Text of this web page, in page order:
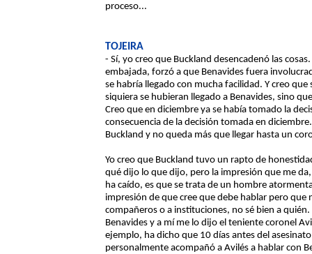
proceso...
TOJEIRA
- Sí, yo creo que Buckland desencadenó las
embajada, forzó a que Benavides fuera
se habría llegado con mucha facilidad. Y creo
siquiera se hubieran llegado a Benavides, sino
Creo que en diciembre ya se había tomado la
consecuencia de la decisión tomada en
Buckland y no queda más que llegar hasta un
Yo creo que Buckland tuvo un rapto de
qué dijo lo que dijo, pero la impresión que me
ha caído, es que se trata de un hombre
impresión de que cree que debe hablar pero
compañeros o a instituciones, no sé bien a
Benavides y a mí me lo dijo el teniente coronel
ejemplo, ha dicho que 10 días antes del
personalmente acompañó a Avilés a hablar con